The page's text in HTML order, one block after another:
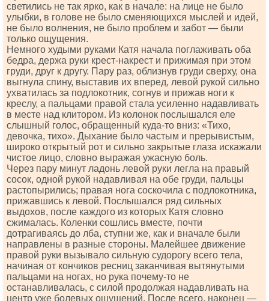
светились не так ярко, как в начале: на лице не было
улыбки, в голове не было сменяющихся мыслей и идей,
не было волнения, не было проблем и забот — были
только ощущения.
Немного худыми руками Катя начала поглаживать оба
бедра, держа руки крест-накрест и прижимая при этом
груди, друг к другу. Пару раз, облизнув груди сверху, она
выгнула спину, выставив их вперед, левой рукой сильно
ухватилась за подлокотник, согнув и прижав ноги к
креслу, а пальцами правой стала усиленно надавливать
в месте над клитором. Из колонок послышался еле
слышный голос, обращенный куда-то вниз: «Тихо,
девочка, тихо». Дыхание было частым и прерывистым,
широко открытый рот и сильно закрытые глаза искажали
чистое лицо, словно выражая ужасную боль.
Через пару минут ладонь левой руки легла на правый
сосок, одной рукой надавливая на обе груди, пальцы
растопырились; правая нога соскочила с подлокотника,
прижавшись к левой. Послышался ряд сильных
выдохов, после каждого из которых Катя словно
сжималась. Коленки сошлись вместе, почти
дотрагиваясь до лба, ступни же, как и вначале были
направлены в разные стороны. Малейшее движение
правой руки вызывало сильную судорогу всего тела,
начиная от кончиков ресниц заканчивая вытянутыми
пальцами на ногах, но рука почему-то не
останавливалась, с силой продолжая надавливать на
центр уже болевых ощущений. После всего, наконец —